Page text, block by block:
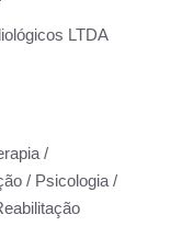
LTDA
/
/ Psicologia /